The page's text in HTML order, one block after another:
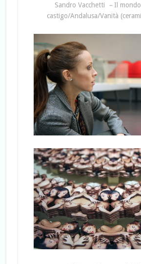
Sandro Vacchetti –Il
castigo/Andalusa/Vanità